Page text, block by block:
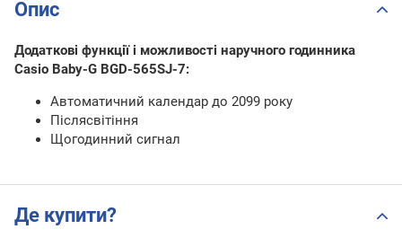
Опис
Додаткові функції і можливості наручного годинника
Casio Baby-G BGD-565SJ-7:
Автоматичний календар до 2099 року
Післясвітіння
Щогодинний сигнал
Де купити?